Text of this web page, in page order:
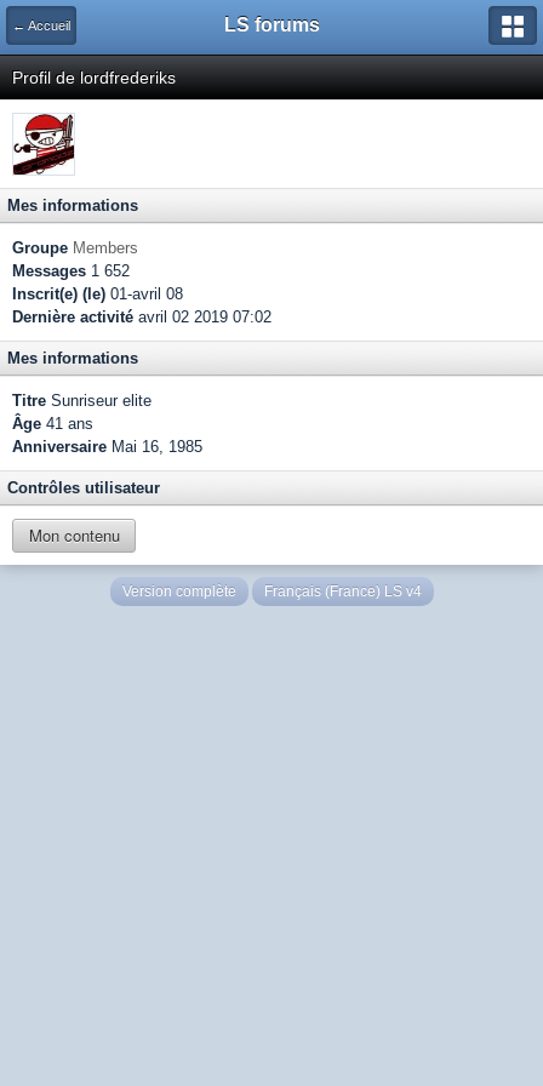
← Accueil LS forums
Profil de lordfrederiks
Mes informations
Groupe Members
Messages 1 652
Inscrit(e) (le) 01-avril 08
Dernière activité avril 02 2019 07:02
Mes informations
Titre Sunriseur elite
Âge 41 ans
Anniversaire Mai 16, 1985
Contrôles utilisateur
Mon contenu
Version complète Français (France) LS v4